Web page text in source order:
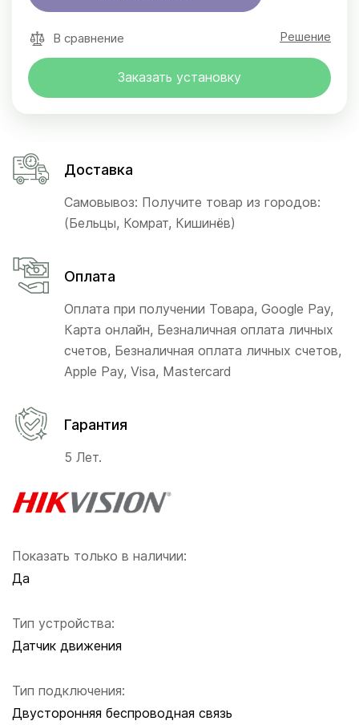
Показать только в наличии:
Да
Тип устройства:
Датчик движения
Тип подключения:
Двусторонняя беспроводная связь
В сравнение Решение
Заказать установку
Доставка
Самовывоз: Получите товар из городов:
(Бельцы, Комрат, Кишинёв)
Оплата
Оплата при получении Товара, Google Pay,
Карта онлайн, Безналичная оплата личных
счетов, Безналичная оплата личных счетов,
Apple Pay, Visa, Mastercard
Гарантия
5 Лет.